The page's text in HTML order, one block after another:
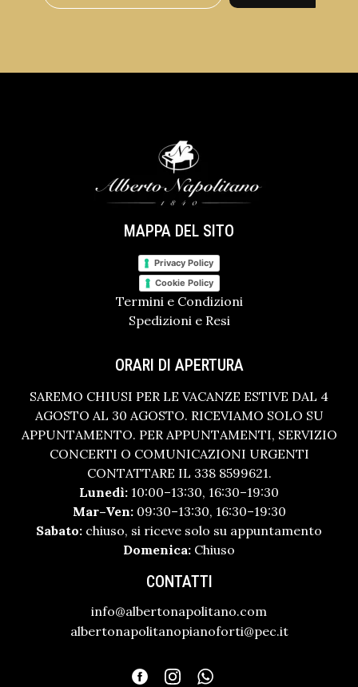
MAPPA DEL SITO
Privacy Policy
Cookie Policy
Termini e Condizioni
Spedizioni e Resi
ORARI DI APERTURA
SAREMO CHIUSI PER LE VACANZE ESTIVE DAL 4
AGOSTO AL 30 AGOSTO. RICEVIAMO SOLO SU
APPUNTAMENTO. PER APPUNTAMENTI, SERVIZIO
CONCERTI O COMUNICAZIONI URGENTI
CONTATTARE IL 338 8599621.
Lunedì: 10:00–13:30, 16:30–19:30
Mar–Ven:09:30–13:30, 16:30–19:30
Sabato: chiuso, si riceve solo su appuntamento
Domenica: Chiuso
CONTATTI
info@albertonapolitano.com
albertonapolitanopianoforti@pec.it